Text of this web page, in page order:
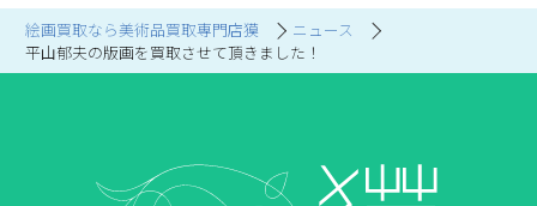
絵画買取なら美術品買取専門店獏
ニュース
平山郁夫の版画を買取させて頂きました！